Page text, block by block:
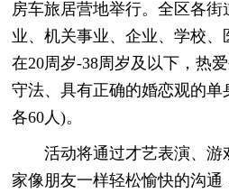
房车旅居营地举行。全区各
业、机关事业、企业、学校
在20周岁-38周岁及以下，热
守法、具有正确的婚恋观的
各60人)。
活动将通过才艺表演、游
家像朋友一样轻松愉快的沟